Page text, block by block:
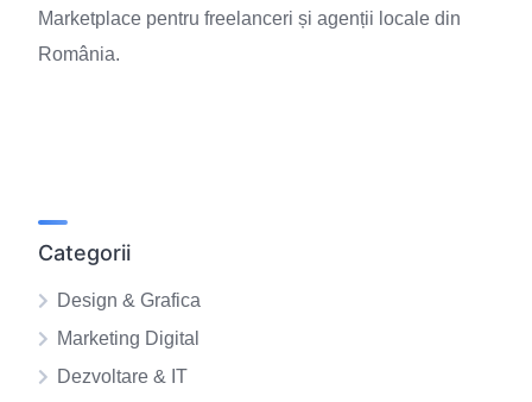
Marketplace pentru freelanceri și agenții locale din
România.
Categorii
Design & Grafica
Marketing Digital
Dezvoltare & IT